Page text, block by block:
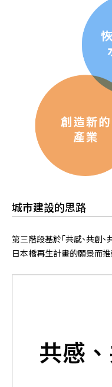
城市建設的思路
第三階段基於「共感、共創
日本橋再生計畫的願景而推